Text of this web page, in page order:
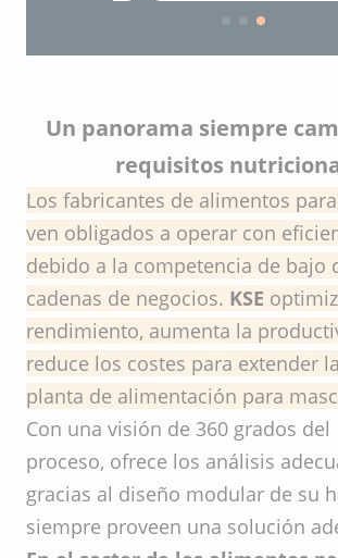
Un panorama siempre
requisitos
Los fabricantes de alimentos
ven obligados a operar con
debido a la competencia de bajo
cadenas de negocios. KSE
rendimiento, aumenta la
reduce los costes para extender
planta de alimentación para
Con una visión de 360 grados del
proceso, ofrece los análisis
gracias al diseño modular de su
siempre proveen una solución